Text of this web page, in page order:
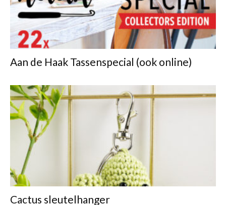
Aan de Haak Tassenspecial (ook online)
Cactus sleutelhanger